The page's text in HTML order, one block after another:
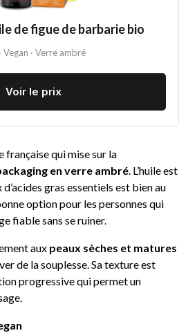
de figue de barbarie bio
Vegan · Verre ambré
Voir le prix
française qui mise sur la
en verre ambré. L’huile est
gras essentiels est bien au
option pour les personnes qui
fiable sans se ruiner.
aux peaux sèches et matures
de la souplesse. Sa texture est
progressive qui permet un